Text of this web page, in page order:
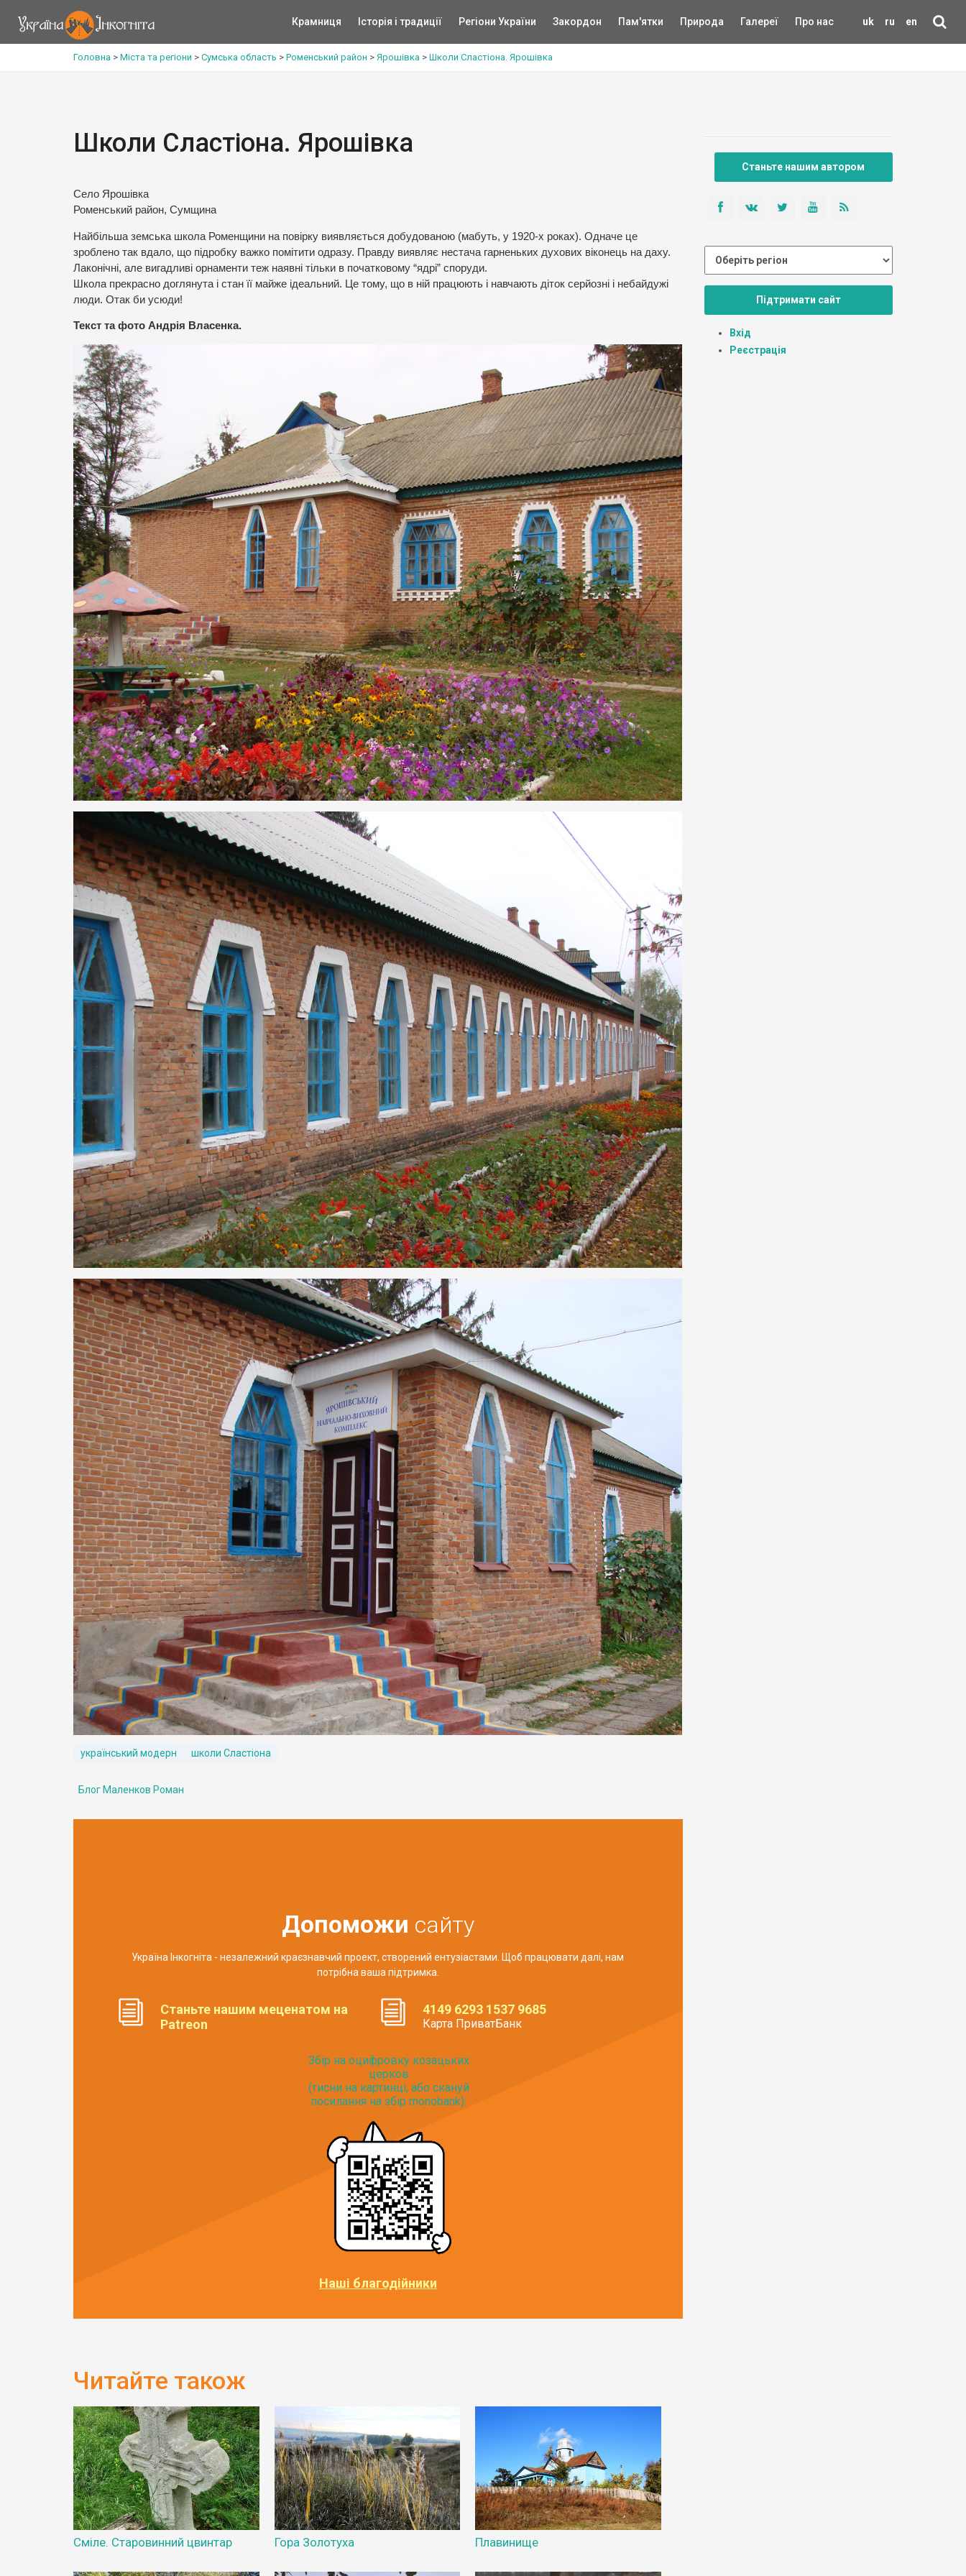
uk ru en
Крамниця Історія і традиції Регіони України Закордон Пам'ятки Природа Галереї Про нас
Головна > Міста та регіони > Сумська область > Роменський район > Ярошівка > Школи Сластіона. Ярошівка
Школи Сластіона. Ярошівка
Село Ярошівка
Роменський район, Сумщина
Найбільша земська школа Роменщини на повірку виявляється добудованою (мабуть, у 1920-х роках). Одначе це
зроблено так вдало, що підробку важко помітити одразу. Правду виявляє нестача гарненьких духових віконець на даху.
Лаконічні, але вигадливі орнаменти теж наявні тільки в початковому “ядрі” споруди.
Школа прекрасно доглянута і стан її майже ідеальний. Це тому, що в ній працюють і навчають діток серйозні і небайдужі
люди. Отак би усюди!
Текст та фото Андрія Власенка.
український модерн школи Сластіона
Блог Маленков Роман
Допоможи сайту
Україна Інкогніта - незалежний краєзнавчий проект, створений ентузіастами. Щоб працювати далі, нам
потрібна ваша підтримка.
Станьте нашим меценатом на
Patreon
4149 6293 1537 9685
Карта ПриватБанк
Збір на оцифровку козацьких
церков
(тисни на картинці, або скануй
посилання на збір monobank):
Наші благодійники
Читайте також
Сміле. Старовинний цвинтар Гора Золотуха Плавинище
Станьте нашим автором
Підтримати сайт
Вхід
Реєстрація